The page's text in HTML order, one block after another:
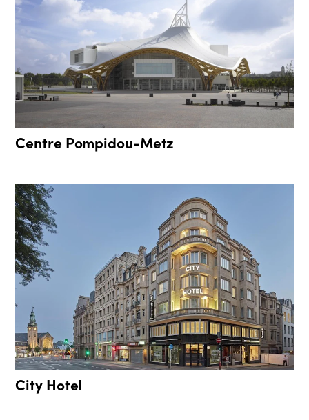
Centre Pompidou-Metz
City Hotel